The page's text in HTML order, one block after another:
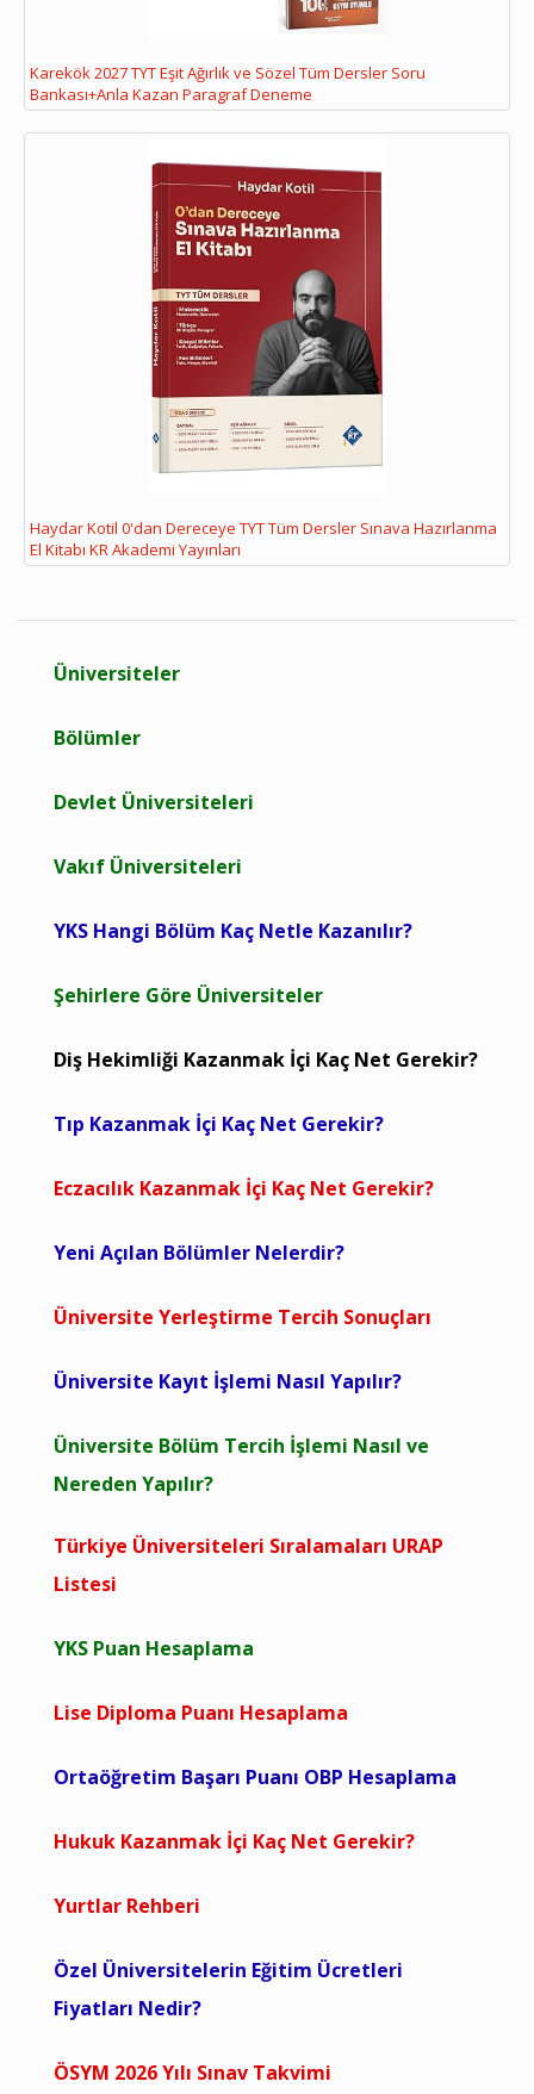
Karekök 2027 TYT Eşit Ağırlık ve Sözel Tüm Dersler Soru
Bankası+Anla Kazan Paragraf Deneme
Haydar Kotil 0'dan Dereceye TYT Tüm Dersler Sınava Hazırlanma
El Kitabı KR Akademi Yayınları
Üniversiteler
Bölümler
Devlet Üniversiteleri
Vakıf Üniversiteleri
YKS Hangi Bölüm Kaç Netle Kazanılır?
Şehirlere Göre Üniversiteler
Diş Hekimliği Kazanmak İçi Kaç Net Gerekir?
Tıp Kazanmak İçi Kaç Net Gerekir?
Eczacılık Kazanmak İçi Kaç Net Gerekir?
Yeni Açılan Bölümler Nelerdir?
Üniversite Yerleştirme Tercih Sonuçları
Üniversite Kayıt İşlemi Nasıl Yapılır?
Üniversite Bölüm Tercih İşlemi Nasıl ve
Nereden Yapılır?
Türkiye Üniversiteleri Sıralamaları URAP
Listesi
YKS Puan Hesaplama
Lise Diploma Puanı Hesaplama
Ortaöğretim Başarı Puanı OBP Hesaplama
Hukuk Kazanmak İçi Kaç Net Gerekir?
Yurtlar Rehberi
Özel Üniversitelerin Eğitim Ücretleri
Fiyatları Nedir?
ÖSYM 2026 Yılı Sınav Takvimi